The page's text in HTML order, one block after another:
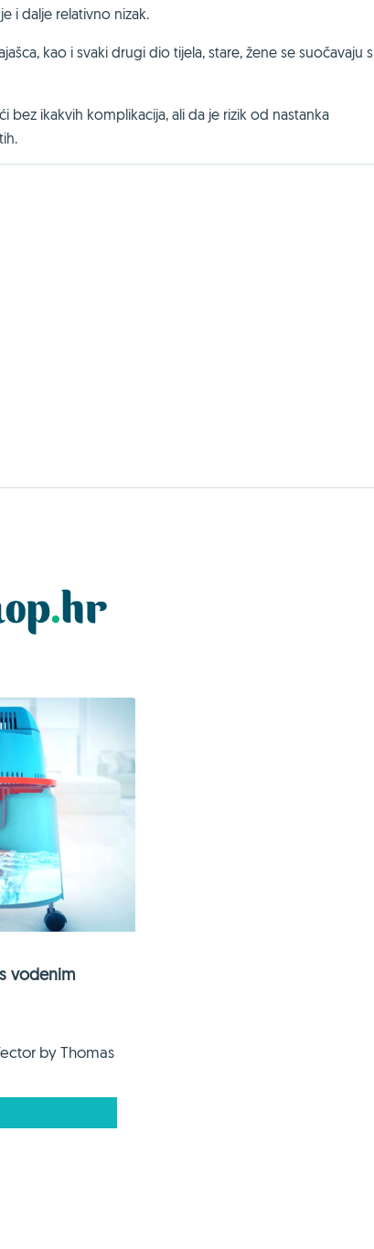
i dalje relativno nizak.
kao i svaki drugi dio tijela, stare, žene se suočavaju s
ikakvih komplikacija, ali da je rizik od nastanka
vodenim
by Thomas